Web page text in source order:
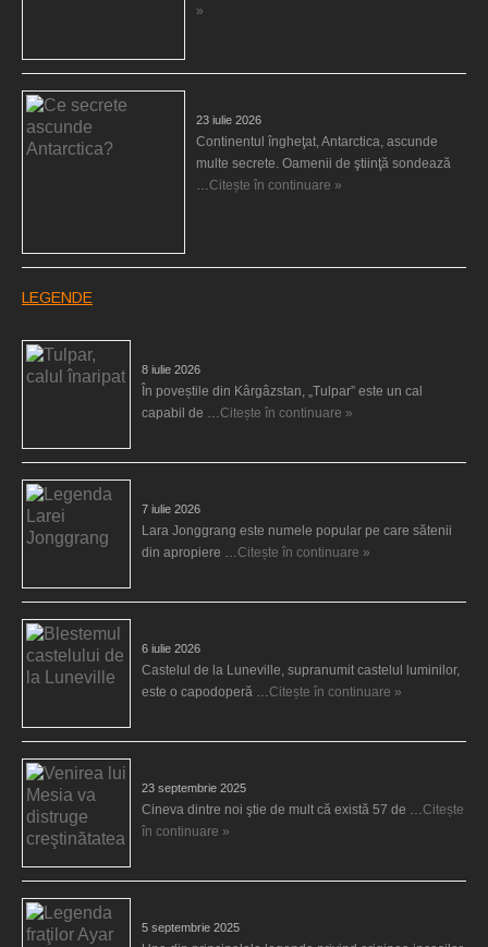
»
23 iulie 2026
Continentul îngheţat, Antarctica, ascunde
multe secrete. Oamenii de ştiinţă sondează
…Citește în continuare »
LEGENDE
8 iulie 2026
În poveștile din Kârgâzstan, „Tulpar” este un cal
capabil de …Citește în continuare »
7 iulie 2026
Lara Jonggrang este numele popular pe care sătenii
din apropiere …Citește în continuare »
6 iulie 2026
Castelul de la Luneville, supranumit castelul luminilor,
este o capodoperă …Citește în continuare »
23 septembrie 2025
Cineva dintre noi ştie de mult că există 57 de …Citește
în continuare »
5 septembrie 2025